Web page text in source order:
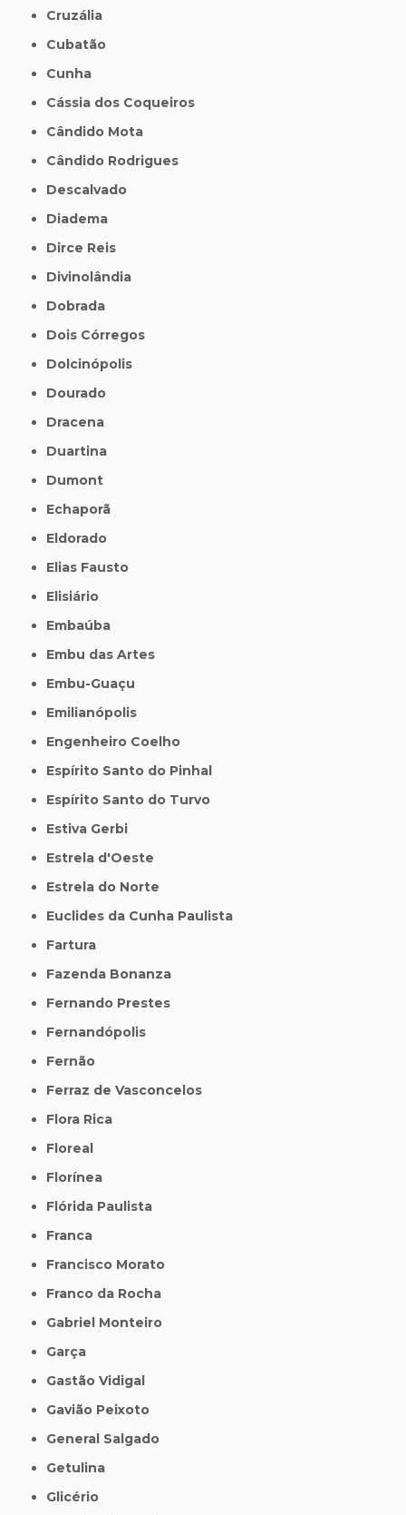
Cruzália
Cubatão
Cunha
Cássia dos Coqueiros
Cândido Mota
Cândido Rodrigues
Descalvado
Diadema
Dirce Reis
Divinolândia
Dobrada
Dois Córregos
Dolcinópolis
Dourado
Dracena
Duartina
Dumont
Echaporã
Eldorado
Elias Fausto
Elisiário
Embaúba
Embu das Artes
Embu-Guaçu
Emilianópolis
Engenheiro Coelho
Espírito Santo do Pinhal
Espírito Santo do Turvo
Estiva Gerbi
Estrela d'Oeste
Estrela do Norte
Euclides da Cunha Paulista
Fartura
Fazenda Bonanza
Fernando Prestes
Fernandópolis
Fernão
Ferraz de Vasconcelos
Flora Rica
Floreal
Florínea
Flórida Paulista
Franca
Francisco Morato
Franco da Rocha
Gabriel Monteiro
Garça
Gastão Vidigal
Gavião Peixoto
General Salgado
Getulina
Glicério